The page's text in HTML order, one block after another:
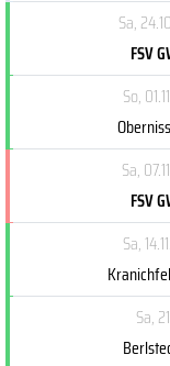
Sa,
FSV
So,
Sa,
FSV
Sa,
Sa,